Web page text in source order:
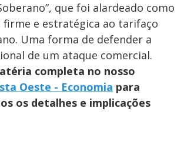
que foi alardeado como
firme e estratégica ao tarifaço
Uma forma de defender a
de um ataque comercial.
completa no nosso
Oeste - Economia para
os detalhes e implicações